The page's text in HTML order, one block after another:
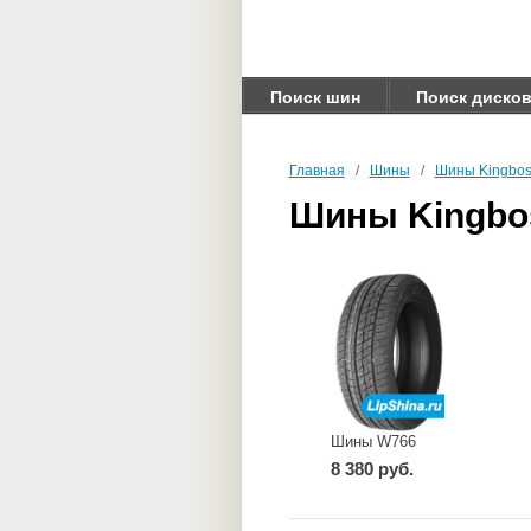
Поиск шин Поиск дисков
Главная / Шины / Шины
Шины
Шины W766
8 380 руб.